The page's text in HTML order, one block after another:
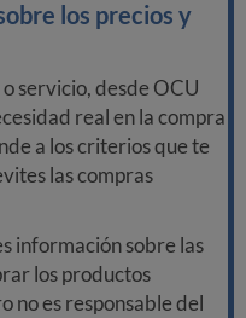
los precios y
servicio, desde OCU
real en la compra
a los criterios que te
las compras
información sobre las
los productos
no es responsable del